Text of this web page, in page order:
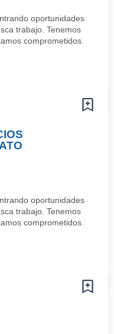
oportunidades
trabajo. Tenemos
comprometidos.
oportunidades
trabajo. Tenemos
comprometidos.